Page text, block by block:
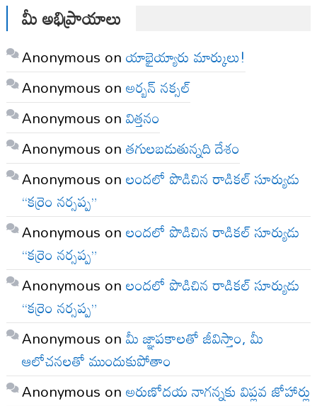
మీ అభిప్రాయాలు
Anonymous onయాభైయ్యారు మార్కులు!
Anonymous onఅర్బన్ నక్సల్
Anonymous onవిత్తనం
Anonymous onతగులబడుతున్నది దేశం
Anonymous onలందలో పొడిచిన రాడికల్ సూర్యుడు
“కర్రెం నర్సప్ప”
Anonymous onలందలో పొడిచిన రాడికల్ సూర్యుడు
“కర్రెం నర్సప్ప”
Anonymous onలందలో పొడిచిన రాడికల్ సూర్యుడు
“కర్రెం నర్సప్ప”
Anonymous onమీ జ్ఞాపకాలతో జీవిస్తాం, మీ
ఆలోచనలతో ముందుకుపోతాం
Anonymous onఅరుణోదయ నాగన్నకు విప్లవ జోహార్లు